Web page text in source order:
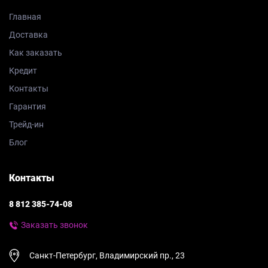
Главная
Доставка
Как заказать
Кредит
Контакты
Гарантия
Трейд-ин
Блог
Контакты
8 812 385-74-08
Заказать звонок
Санкт-Петербург, Владимирский пр., 23